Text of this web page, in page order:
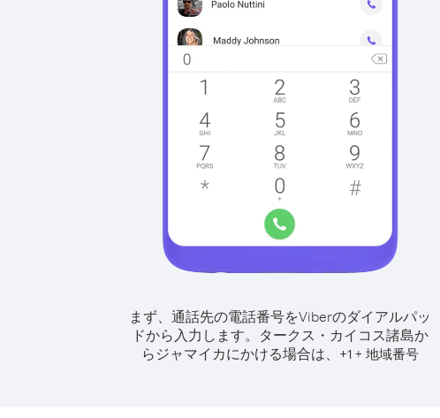
まず、通話先の電話番号をViberのダイアルパッ
ドから入力します。 タークス・カイコス諸島か
らジャマイカにかける場合は、 +1 + 地域番号